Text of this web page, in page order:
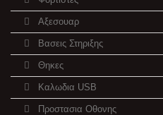
Αξεσουαρ
Βασεις Στηριξης
Θηκες
Καλωδια USB
Προστασια Οθονης